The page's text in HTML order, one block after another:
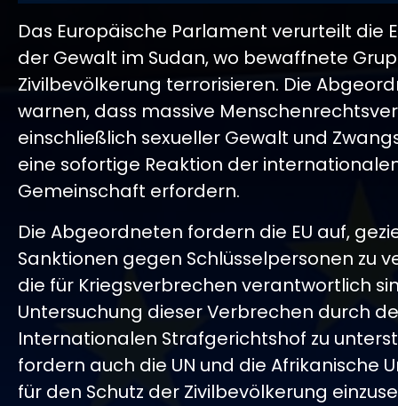
Das Europäische Parlament verurteilt die
der Gewalt im Sudan, wo bewaffnete
Zivilbevölkerung terrorisieren. Die
warnen, dass massive
einschließlich sexueller Gewalt und
eine sofortige Reaktion der
Gemeinschaft erfordern.
Die Abgeordneten fordern die EU auf,
Sanktionen gegen Schlüsselpersonen zu
die für Kriegsverbrechen verantwortlich
Untersuchung dieser Verbrechen durch
Internationalen Strafgerichtshof zu
fordern auch die UN und die Afrikanische
für den Schutz der Zivilbevölkerung